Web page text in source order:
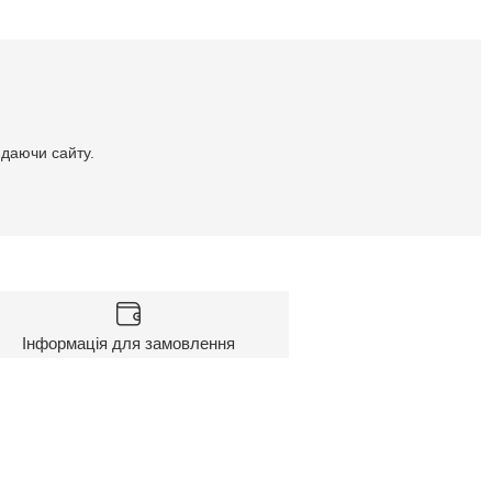
сайту.
Інформація для замовлення